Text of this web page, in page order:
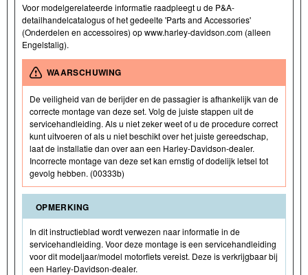
Voor modelgerelateerde informatie raadpleegt u de P&A-
detailhandelcatalogus of het gedeelte 'Parts and Accessories'
(Onderdelen en accessoires) op www.harley-davidson.com (alleen
Engelstalig).
WAARSCHUWING
De veiligheid van de berijder en de passagier is afhankelijk van de
correcte montage van deze set. Volg de juiste stappen uit de
servicehandleiding. Als u niet zeker weet of u de procedure correct
kunt uitvoeren of als u niet beschikt over het juiste gereedschap,
laat de installatie dan over aan een Harley-Davidson-dealer.
Incorrecte montage van deze set kan ernstig of dodelijk letsel tot
gevolg hebben. (00333b)
OPMERKING
In dit instructieblad wordt verwezen naar informatie in de
servicehandleiding. Voor deze montage is een servicehandleiding
voor dit modeljaar/model motorfiets vereist. Deze is verkrijgbaar bij
een Harley-Davidson-dealer.